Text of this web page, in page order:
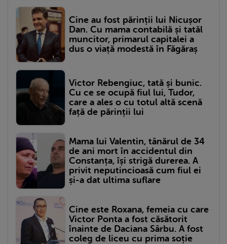
Cine au fost părinții lui Nicușor
Dan. Cu mama contabilă și tatăl
muncitor, primarul capitalei a
dus o viață modestă în Făgăraș
Victor Rebengiuc, tată și bunic.
Cu ce se ocupă fiul lui, Tudor,
care a ales o cu totul altă scenă
față de părinții lui
Mama lui Valentin, tânărul de 34
de ani mort în accidentul din
Constanța, își strigă durerea. A
privit neputincioasă cum fiul ei
și-a dat ultima suflare
Cine este Roxana, femeia cu care
Victor Ponta a fost căsătorit
înainte de Daciana Sârbu. A fost
coleg de liceu cu prima soție